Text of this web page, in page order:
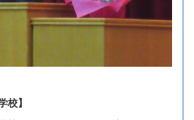
校】